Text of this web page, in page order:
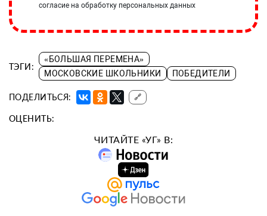
согласие на обработку персональных данных
ТЭГИ:
«БОЛЬШАЯ ПЕРЕМЕНА»
МОСКОВСКИЕ ШКОЛЬНИКИ
ПОБЕДИТЕЛИ
ПОДЕЛИТЬСЯ: 🔗
ОЦЕНИТЬ:
ЧИТАЙТЕ «УГ» В: